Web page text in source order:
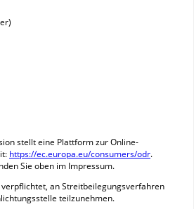
stellt eine Plattform zur Online-
https://ec.europa.eu/consumers/odr.
Sie oben im Impressum.
an Streitbeilegungsverfahren
teilzunehmen.